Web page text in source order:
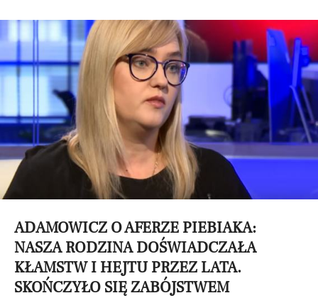
ADAMOWICZ O AFERZE PIEBIAKA:
NASZA RODZINA DOŚWIADCZAŁA
KŁAMSTW I HEJTU PRZEZ LATA.
SKOŃCZYŁO SIĘ ZABÓJSTWEM